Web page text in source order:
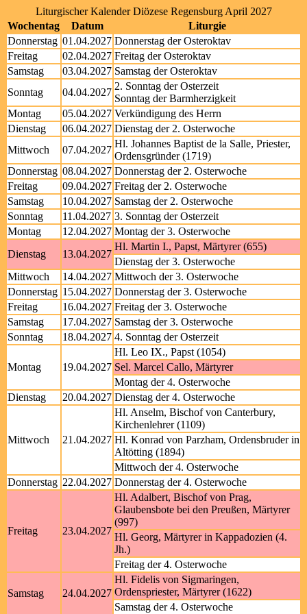
Liturgischer Kalender Diözese Regensburg April 2027
Wochentag
Datum
Liturgie
Donnerstag 01.04.2027 Donnerstag der Osteroktav
Freitag
02.04.2027 Freitag der Osteroktav
Samstag
03.04.2027 Samstag der Osteroktav
Sonntag
04.04.2027
2. Sonntag der Osterzeit
Sonntag der Barmherzigkeit
Montag
05.04.2027 Verkündigung des Herrn
Dienstag
06.04.2027 Dienstag der 2. Osterwoche
Mittwoch
07.04.2027
Hl. Johannes Baptist de la Salle, Priester,
Ordensgründer (1719)
Donnerstag 08.04.2027 Donnerstag der 2. Osterwoche
Freitag
09.04.2027 Freitag der 2. Osterwoche
Samstag
10.04.2027 Samstag der 2. Osterwoche
Sonntag
11.04.2027 3. Sonntag der Osterzeit
Montag
12.04.2027 Montag der 3. Osterwoche
Dienstag
13.04.2027
Hl. Martin I., Papst, Märtyrer (655)
Dienstag der 3. Osterwoche
Mittwoch
14.04.2027 Mittwoch der 3. Osterwoche
Donnerstag 15.04.2027 Donnerstag der 3. Osterwoche
Freitag
16.04.2027 Freitag der 3. Osterwoche
Samstag
17.04.2027 Samstag der 3. Osterwoche
Sonntag
18.04.2027 4. Sonntag der Osterzeit
Montag 19.04.2027
Hl. Leo IX., Papst (1054)
Sel. Marcel Callo, Märtyrer
Montag der 4. Osterwoche
Dienstag
20.04.2027 Dienstag der 4. Osterwoche
Mittwoch 21.04.2027
Hl. Anselm, Bischof von Canterbury,
Kirchenlehrer (1109)
Hl. Konrad von Parzham, Ordensbruder in
Altötting (1894)
Mittwoch der 4. Osterwoche
Donnerstag 22.04.2027 Donnerstag der 4. Osterwoche
Freitag 23.04.2027
Hl. Adalbert, Bischof von Prag,
Glaubensbote bei den Preußen, Märtyrer
(997)
Hl. Georg, Märtyrer in Kappadozien (4.
Jh.)
Freitag der 4. Osterwoche
Samstag 24.04.2027
Hl. Fidelis von Sigmaringen,
Ordenspriester, Märtyrer (1622)
Samstag der 4. Osterwoche